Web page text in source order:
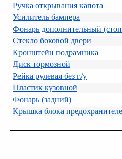
Ручка открывания капота
Усилитель бампера
Фонарь дополнительный
Стекло боковой двери
Кронштейн подрамника
Диск тормозной
Рейка рулевая без г/у
Пластик кузовной
Фонарь (задний)
Крышка блока